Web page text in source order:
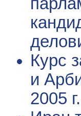
Курс
и
2005 г.